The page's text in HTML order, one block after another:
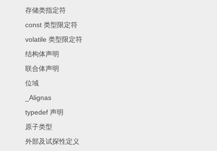
存储类指定符
const 类型限定符
volatile 类型限定符
结构体声明
联合体声明
位域
_Alignas
typedef 声明
原子类型
外部及试探性定义